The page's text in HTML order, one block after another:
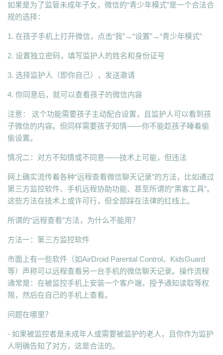
如果是为了监管未成年子女，微信的“青少年模式”是一个合法合
规的选择：
1. 在孩子手机上打开微信，点击“我”→“设置”→“青少年模式”
2. 设置独立密码，填写监护人的姓名和身份证号
3. 选择监护人（即你自己），发送邀请
4. 你同意后，就可以查看孩子的微信内容
注意： 这个功能需要孩子主动配合设置，且监护人可以看到孩
子微信的内容。但同样需要孩子知情——你不能趁孩子睡着偷
偷设置。
情况二：对方不知情或不同意——技术上可能，但违法
网上确实流传着各种“远程查看微信聊天记录”的方法，比如通过
第三方监控软件、手机远程协助功能、甚至所谓的“黑客工具”。
这些方法在技术上或许可行，但全部踩在法律的红线上。
所谓的“远程查看”方法，为什么不能用？
方法一：第三方监控软件
市面上有一些软件（如AirDroid Parental Control、KidsGuard
等）声称可以远程查看另一台手机的微信聊天记录。操作流程
通常是：在被监控手机上安装一个客户端，授予通知读取等权
限，然后在自己的手机上查看。
问题在哪里？
- 如果被监控者是未成年人或需要被监护的老人，且你作为监护
人明确告知了对方，这是合法的。